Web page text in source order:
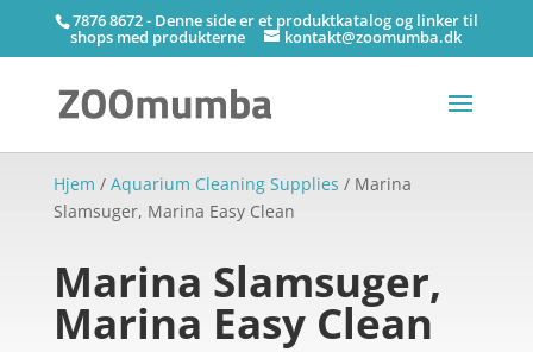
7876 8672 - Denne side er et produktkatalog og linker til
shops med produkterne kontakt@zoomumba.dk
Hjem / Aquarium Cleaning Supplies / Marina
Slamsuger, Marina Easy Clean
Marina Slamsuger,
Marina Easy Clean